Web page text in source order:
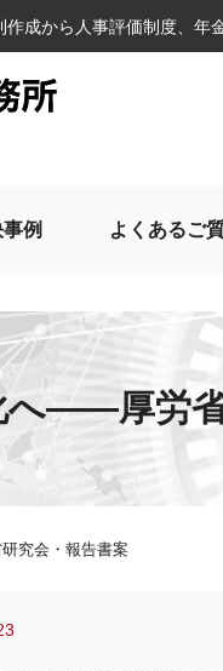
成から人事評価制度、年
例 よくあるご
へ――厚労
究会・報告書案